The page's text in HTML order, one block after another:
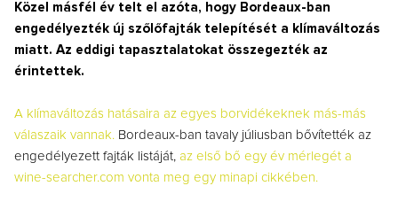
Közel másfél év telt el azóta, hogy Bordeaux-ban
engedélyezték új szőlőfajták telepítését a klímaváltozás
miatt. Az eddigi tapasztalatokat összegezték az
érintettek.
A klímaváltozás hatásaira az egyes borvidékeknek más-más
válaszaik vannak. Bordeaux-ban tavaly júliusban bővítették az
engedélyezett fajták listáját, az első bő egy év mérlegét a
wine-searcher.com vonta meg egy minapi cikkében.